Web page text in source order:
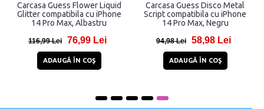
Carcasa TECH-PROTECT
MAGMOOD MagSafe
compatibila cu iPhone 14 Pro
59,81 Lei 16,81 Lei
ADAUGĂ ÎN COŞ
Carcasa Karl Lagerfeld
Diagonal Quilted Script
compatibila cu iPhone 14 Pro
117,92 Lei 59,92 Lei
ADAUGĂ ÎN COŞ